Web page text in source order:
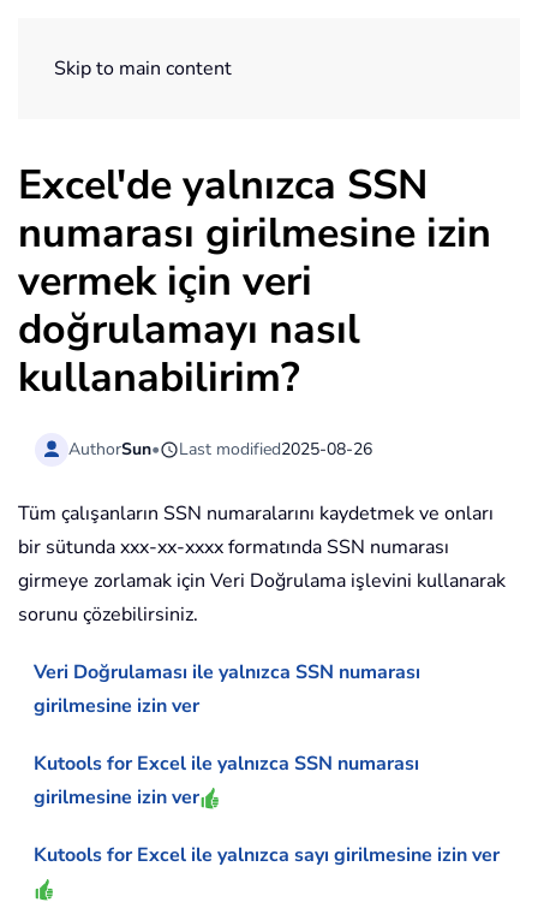
Skip to main content
Excel'de yalnızca SSN
numarası girilmesine izin
vermek için veri
doğrulamayı nasıl
kullanabilirim?
AuthorSun• Last modified2025-08-26
Tüm çalışanların SSN numaralarını kaydetmek ve onları
bir sütunda xxx-xx-xxxx formatında SSN numarası
girmeye zorlamak için Veri Doğrulama işlevini kullanarak
sorunu çözebilirsiniz.
Veri Doğrulaması ile yalnızca SSN numarası
girilmesine izin ver
Kutools for Excel ile yalnızca SSN numarası
girilmesine izin ver
Kutools for Excel ile yalnızca sayı girilmesine izin ver